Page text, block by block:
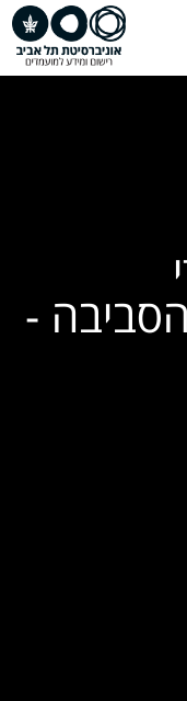
הסביבה -